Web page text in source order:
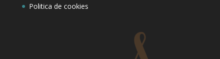
Politica de cookies